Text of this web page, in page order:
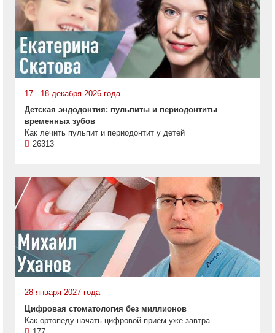
17 - 18 декабря 2026 года
Детская эндодонтия: пульпиты и периодонтиты
временных зубов
Как лечить пульпит и периодонтит у детей
26313
28 января 2027 года
Цифровая стоматология без миллионов
Как ортопеду начать цифровой приём уже завтра